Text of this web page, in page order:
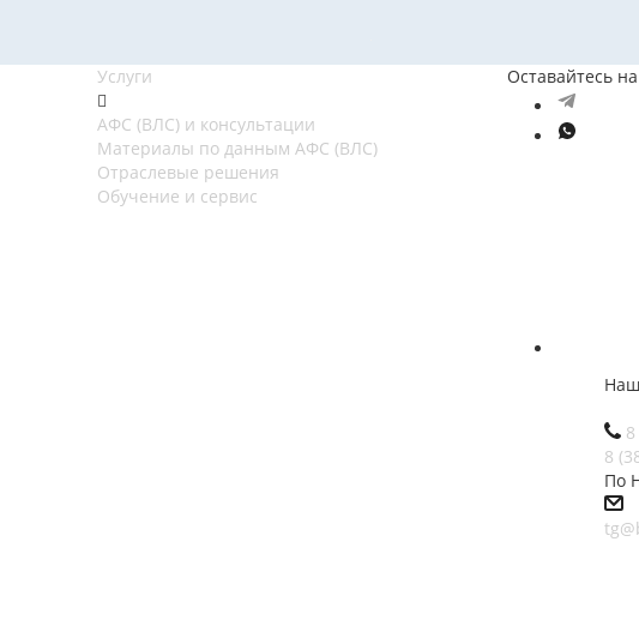
Услуги
АФС (ВЛС) и консультации
Материалы по данным АФС (ВЛС)
Отраслевые решения
Обучение и сервис
Оставайтесь
8
По